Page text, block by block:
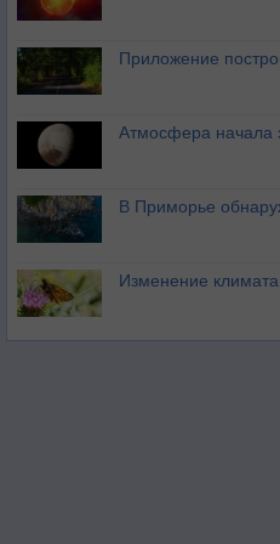
Приложение
Атмосфера начала
В Приморье
Изменение